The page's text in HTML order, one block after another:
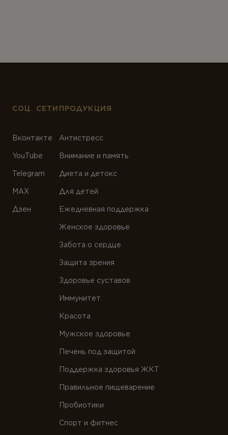
СОЦ. СЕТИ
Вконтакте
YouTube
Telegram
MAX
Дзен
ПРОДУКЦИЯ
Антистресс
Внимание и память
Диета и детокс
Для детей
Ежедневная поддержка
Женское здоровье
Забота о сердце
Защита зрения
Здоровье суставов
Иммунитет
Красота
Мужское здоровье
Печень под защитой
Поддержка здоровья ЖКТ
Правильное пищеварение
Пробиотики
Спорт и фитнес